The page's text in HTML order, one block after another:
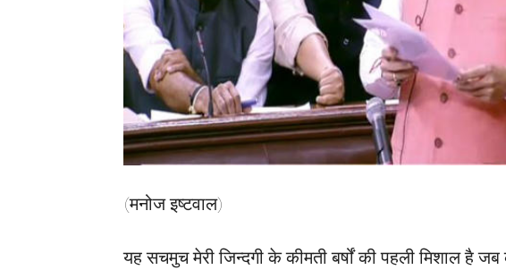
(मनोज इष्टवाल)
यह सचमुच मेरी जिन्दगी के कीमती बर्षों की पहली मिशाल है जब